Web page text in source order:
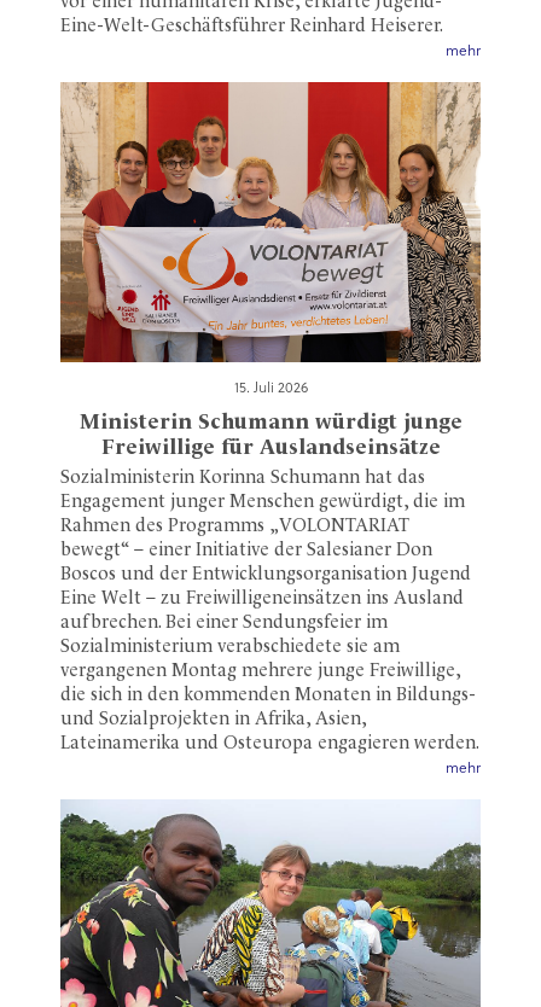
Eine-Welt-Geschäftsführer Reinhard Heiserer.
mehr
15. Juli 2026
Ministerin Schumann würdigt junge
Freiwillige für Auslandseinsätze
Sozialministerin Korinna Schumann hat das
Engagement junger Menschen gewürdigt, die im
Rahmen des Programms „VOLONTARIAT
bewegt“ – einer Initiative der Salesianer Don
Boscos und der Entwicklungsorganisation Jugend
Eine Welt – zu Freiwilligeneinsätzen ins Ausland
aufbrechen. Bei einer Sendungsfeier im
Sozialministerium verabschiedete sie am
vergangenen Montag mehrere junge Freiwillige,
die sich in den kommenden Monaten in Bildungs-
und Sozialprojekten in Afrika, Asien,
Lateinamerika und Osteuropa engagieren werden.
mehr